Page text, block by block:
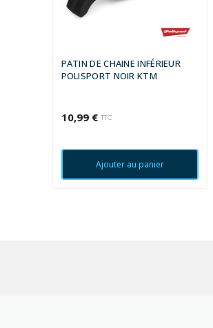
PATIN DE CHAINE INFÉRIEUR
POLISPORT NOIR KTM
10,99 € TTC
Ajouter au panier